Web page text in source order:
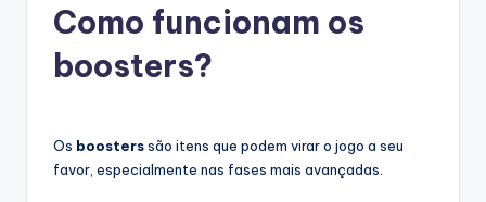
Como funcionam os
boosters?
Os boosterssão itens que podem virar o jogo a seu
favor, especialmente nas fases mais avançadas.